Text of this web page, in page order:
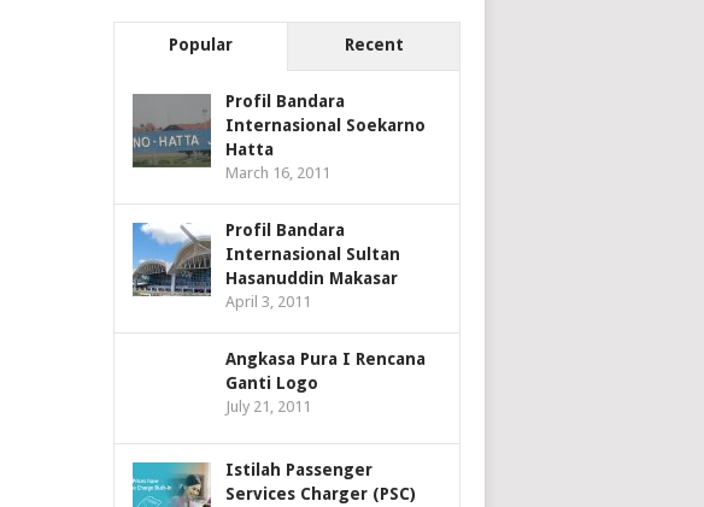
Popular Recent
Profil Bandara
Internasional Soekarno
Hatta
March 16, 2011
Profil Bandara
Internasional Sultan
Hasanuddin Makasar
April 3, 2011
Angkasa Pura I Rencana
Ganti Logo
July 21, 2011
Istilah Passenger
Services Charger (PSC)